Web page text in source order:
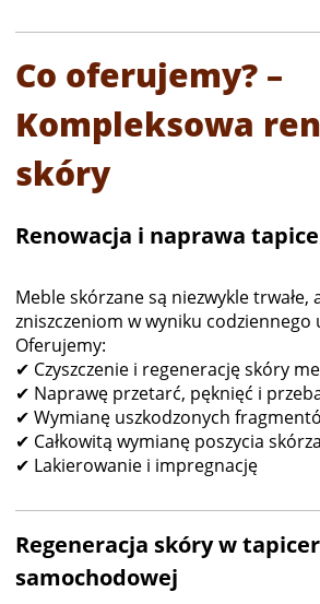
Co oferujemy? –
Kompleksowa
skóry
Renowacja i naprawa
Meble skórzane są niezwykle trwałe,
zniszczeniom w wyniku codziennego
Oferujemy:
✔ Czyszczenie i regenerację skóry
✔ Naprawę przetarć, pęknięć i
✔ Wymianę uszkodzonych
✔ Całkowitą wymianę poszycia
✔ Lakierowanie i impregnację
Regeneracja skóry w
samochodowej